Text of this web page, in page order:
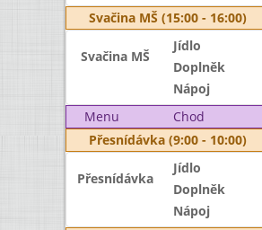
Svačina MŠ (15:00 - 16:00)
Svačina MŠ
Jídlo
Doplněk
Nápoj
Menu
Chod
Přesnídávka (9:00 - 10:00)
Přesnídávka
Jídlo
Doplněk
Nápoj